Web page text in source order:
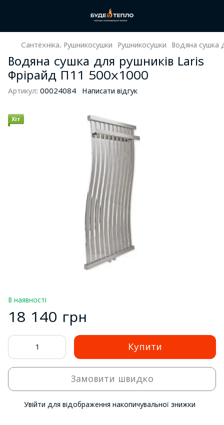
Сантехніка. Рушникосушки Рушникосушки Водяна сушка
Водяна сушка для рушників Laris
Фрірайд П11 500х1000
Артикул: 00024084 Написати відгук
Хіт
В наявності
18 140 грн
Купити
Замовити швидко
Увійти для відображення накопичувальної знижки